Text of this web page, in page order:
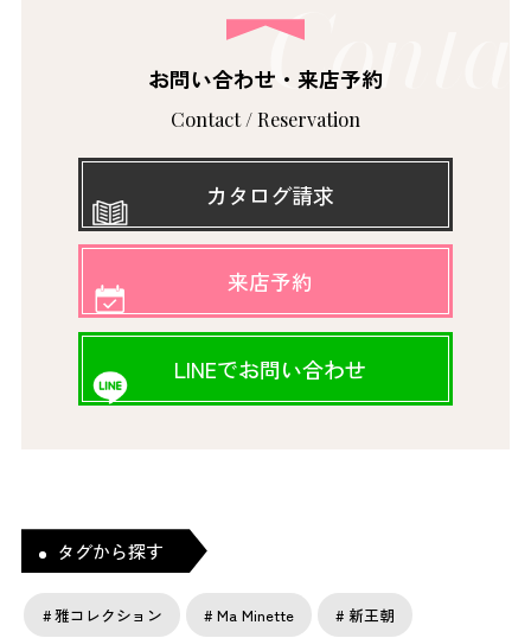
お問い合わせ・来店予約
Contact / Reservation
カタログ請求
来店予約
LINEでお問い合わせ
タグから探す
雅コレクション Ma Minette 新王朝